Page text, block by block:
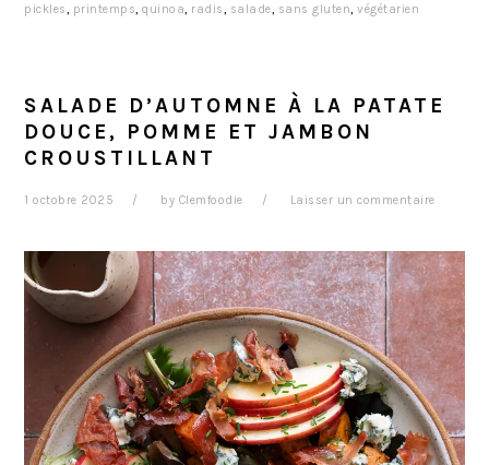
pickles
printemps ,quinoa radis salade sans gluten ,végétarien
SALADE D’AUTOMNE À LA PATATE
DOUCE, POMME ET JAMBON
CROUSTILLANT
1 octobre 2025 by Clemfoodie Laisser un commentaire